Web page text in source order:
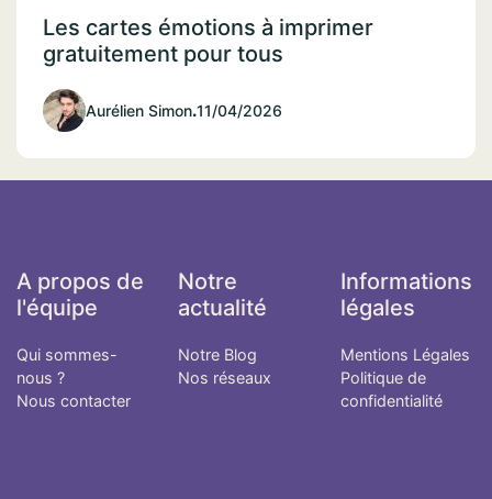
Les cartes émotions à imprimer
gratuitement pour tous
Aurélien Simon.11/04/2026
A propos de
l'équipe
Qui sommes-
nous ?
Nous contacter
Notre
actualité
Notre Blog
Nos réseaux
Informations
légales
Mentions Légales
Politique de
confidentialité